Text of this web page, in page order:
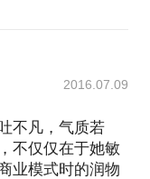
2016.07.09
不凡，气质若
不仅仅在于她敏
业模式时的润物